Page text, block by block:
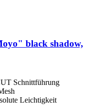
black shadow,
Schnittführung
Leichtigkeit